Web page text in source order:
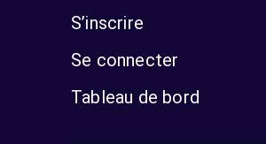
S’inscrire
Se connecter
Tableau de bord